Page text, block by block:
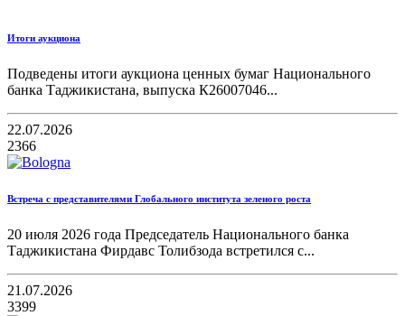
Итоги аукциона
Подведены итоги аукциона ценных бумаг Национального
банка Таджикистана, выпуска К26007046...
22.07.2026
2366
Встреча с представителями Глобального института зеленого роста
20 июля 2026 года Председатель Национального банка
Таджикистана Фирдавс Толибзода встретился с...
21.07.2026
3399